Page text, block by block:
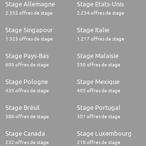
/ Ecole de commerce
clients
Stage Allemagne
2.353 offres de stage
Stage Etats-Unis
2.234 offres de stage
Stage Singapour
1.323 offres de stage
Stage Italie
1.217 offres de stage
Stage Pays-Bas
600 offres de stage
Stage Malaisie
550 offres de stage
Stage Pologne
435 offres de stage
Stage Mexique
405 offres de stage
Stage Brésil
388 offres de stage
Stage Portugal
301 offres de stage
Stage Canada
232 offres de stage
Stage Luxembourg
218 offres de stage